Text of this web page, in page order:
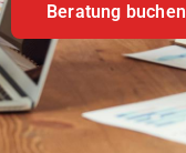
Beratung buchen